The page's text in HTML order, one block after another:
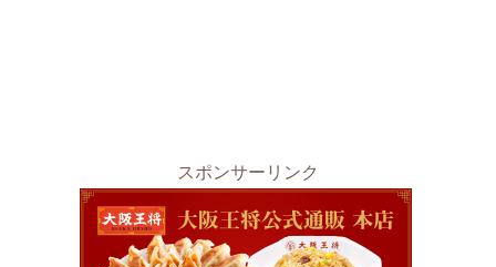
スポンサーリンク